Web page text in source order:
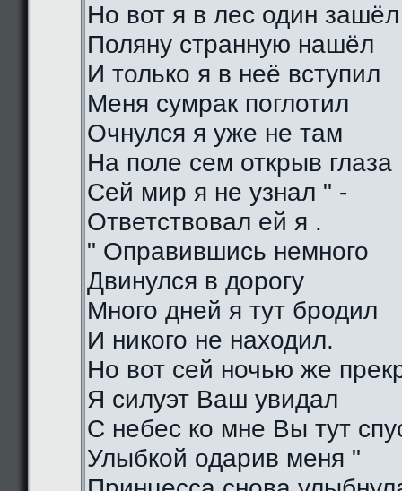
Но вот я в лес один зашёл
Поляну странную нашёл
И только я в неё вступил
Меня сумрак поглотил
Очнулся я уже не там
На поле сем открыв глаза
Сей мир я не узнал " -
Ответствовал ей я .
" Оправившись немного
Двинулся в дорогу
Много дней я тут бродил
И никого не находил.
Но вот сей ночью же
Я силуэт Ваш увидал
С небес ко мне Вы тут
Улыбкой одарив меня "